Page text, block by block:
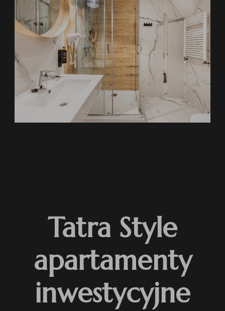
Tatra Style
apartamenty
inwestycyjne